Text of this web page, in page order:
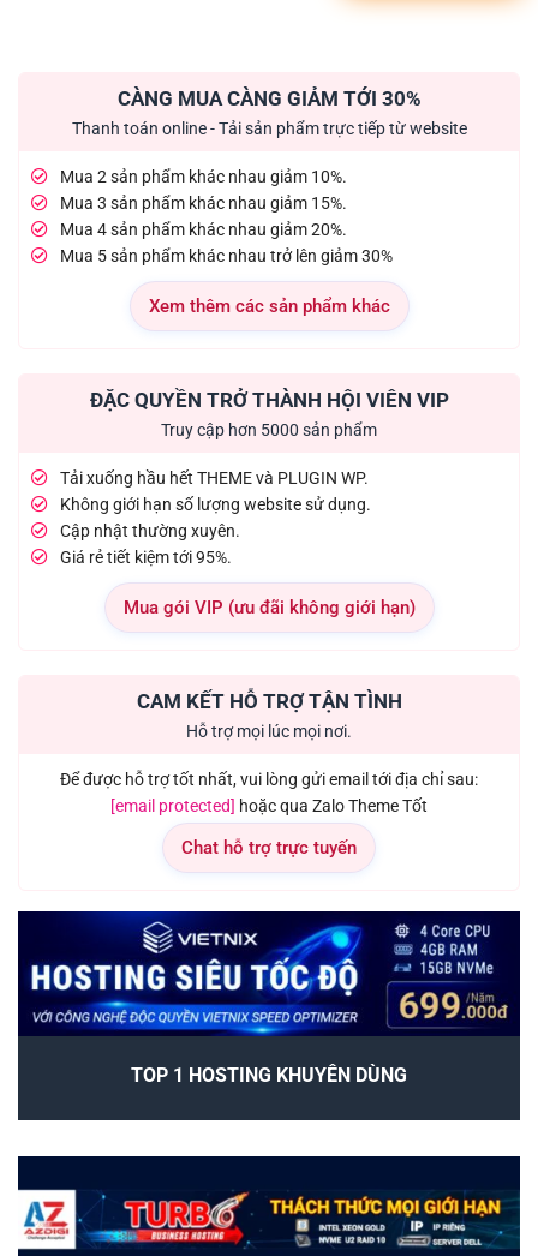
CÀNG MUA CÀNG GIẢM TỚI 30%
Thanh toán online - Tải sản phẩm trực tiếp từ website
Mua 2 sản phẩm khác nhau giảm 10%.
Mua 3 sản phẩm khác nhau giảm 15%.
Mua 4 sản phẩm khác nhau giảm 20%.
Mua 5 sản phẩm khác nhau trở lên giảm 30%
Xem thêm các sản phẩm khác
ĐẶC QUYỀN TRỞ THÀNH HỘI VIÊN VIP
Truy cập hơn 5000 sản phẩm
Tải xuống hầu hết THEME và PLUGIN WP.
Không giới hạn số lượng website sử dụng.
Cập nhật thường xuyên.
Giá rẻ tiết kiệm tới 95%.
Mua gói VIP (ưu đãi không giới hạn)
CAM KẾT HỖ TRỢ TẬN TÌNH
Hỗ trợ mọi lúc mọi nơi.
Để được hỗ trợ tốt nhất, vui lòng gửi email tới địa chỉ sau:
[email protected] hoặc qua Zalo Theme Tốt
Chat hỗ trợ trực tuyến
TOP 1 HOSTING KHUYÊN DÙNG